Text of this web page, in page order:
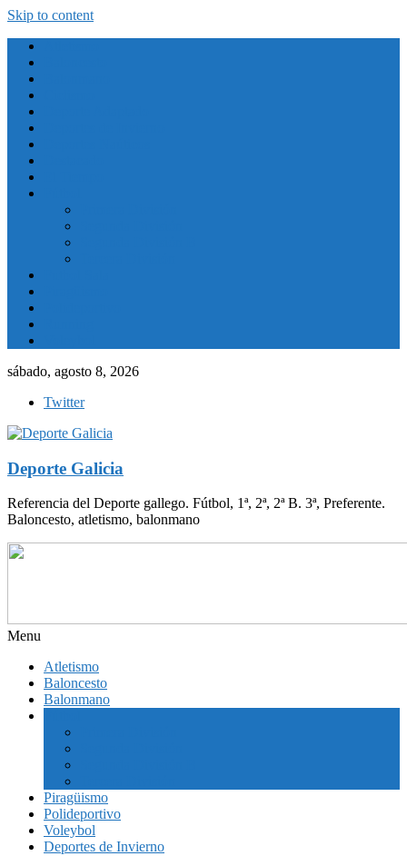
Skip to content
sábado, agosto 8, 2026
Twitter
Deporte Galicia
Referencia del Deporte gallego. Fútbol, 1ª, 2ª, 2ª B. 3ª, Preferente.
Baloncesto, atletismo, balonmano
Menu
Atletismo
Baloncesto
Balonmano
Piragüismo
Polideportivo
Voleybol
Deportes de Invierno